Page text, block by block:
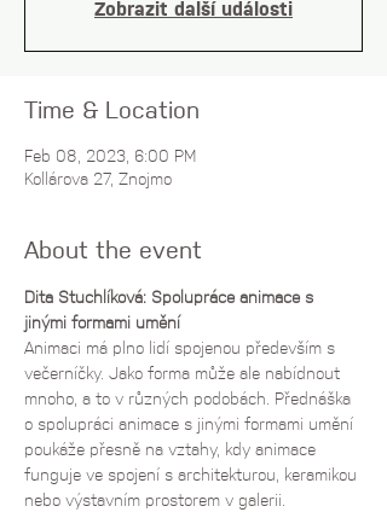
Zobrazit další události
Time & Location
Feb 08, 2023, 6:00 PM
Kollárova 27, Znojmo
About the event
Dita Stuchlíková: Spolupráce animace s
jinými formami umění
Animaci má plno lidí spojenou především s
večerníčky. Jako forma může ale nabídnout
mnoho, a to v různých podobách. Přednáška
o spolupráci animace s jinými formami umění
poukáže přesně na vztahy, kdy animace
funguje ve spojení s architekturou, keramikou
nebo výstavním prostorem v galerii.